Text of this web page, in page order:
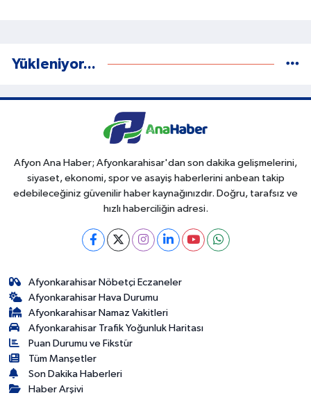
Yükleniyor...
Afyon Ana Haber; Afyonkarahisar'dan son dakika gelişmelerini,
siyaset, ekonomi, spor ve asayiş haberlerini anbean takip
edebileceğiniz güvenilir haber kaynağınızdır. Doğru, tarafsız ve
hızlı haberciliğin adresi.
Afyonkarahisar Nöbetçi Eczaneler
Afyonkarahisar Hava Durumu
Afyonkarahisar Namaz Vakitleri
Afyonkarahisar Trafik Yoğunluk Haritası
Puan Durumu ve Fikstür
Tüm Manşetler
Son Dakika Haberleri
Haber Arşivi